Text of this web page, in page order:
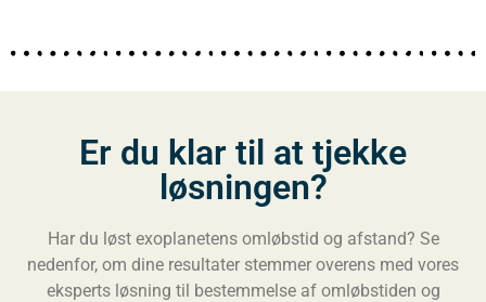
Er du klar til at tjekke
løsningen?
Har du løst exoplanetens omløbstid og afstand? Se
nedenfor, om dine resultater stemmer overens med vores
eksperts løsning til bestemmelse af omløbstiden og